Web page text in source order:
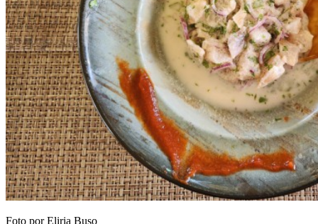
Foto por Eliria Buso